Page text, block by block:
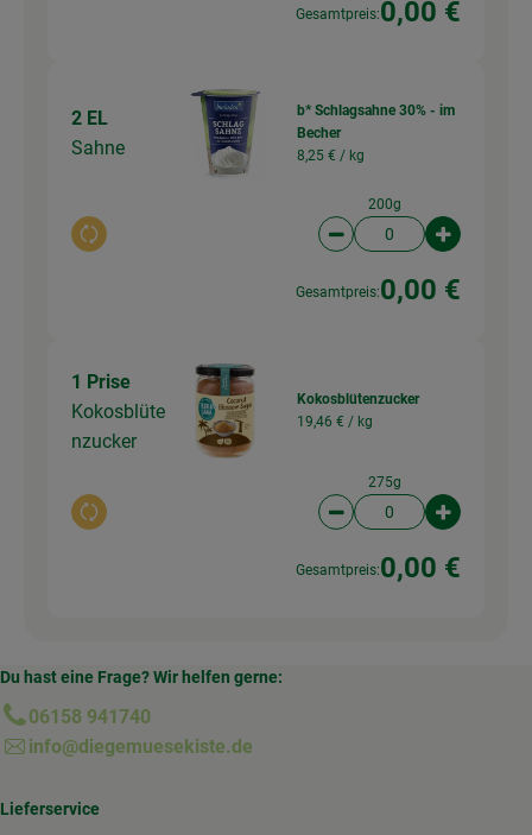
Gesamtpreis:0,00 €
2 EL
Sahne
Auswahl ändern
b* Schlagsahne 30% - im
Becher
8,25 € / kg
200g
Artikelanzahl
Gesamtpreis:0,00 €
1 Prise
Kokosblüte
nzucker
Auswahl ändern
Kokosblütenzucker
19,46 € / kg
275g
Artikelanzahl
Gesamtpreis:0,00 €
Du hast eine Frage? Wir helfen gerne:
06158 941740
info@diegemuesekiste.de
Lieferservice